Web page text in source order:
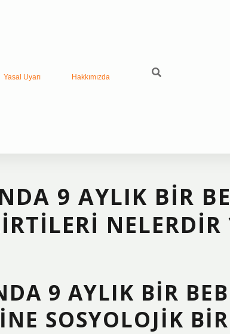
Yasal Uyarı Hakkımızda
9 AYLIK BIR
NELERDIR
9 AYLIK BIR
SOSYOLOJIK